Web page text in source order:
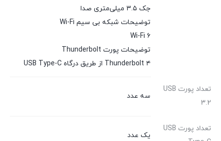
جک ۳.۵ میلی‌متری صدا
توضیحات شبکه بی سیم Wi-Fi
Wi-Fi ۶
توضیحات پورت Thunderbolt
Thunderbolt ۴ از طریق درگاه USB Type-C
تعداد پورت USB
3.2
سه عدد
تعداد پورت USB
یک عدد